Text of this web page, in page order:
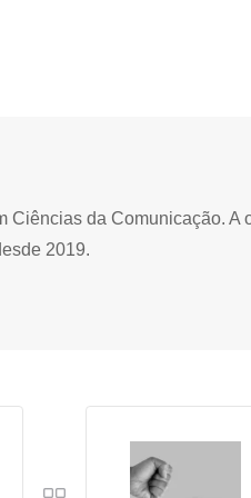
Ciências da Comunicação. A
2019.